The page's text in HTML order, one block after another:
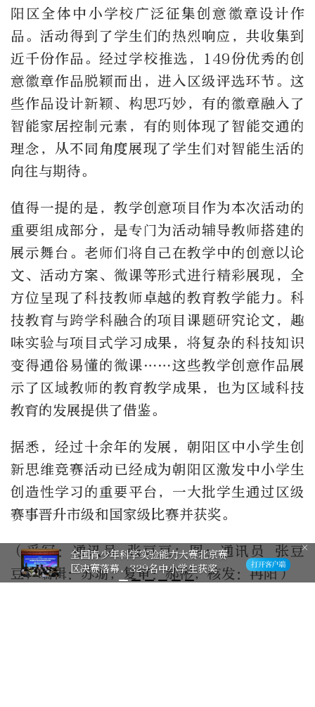
阳区全体中小学校广泛征集创意徽章设计作
品。活动得到了学生们的热烈响应，共收集到
近千份作品。经过学校推选，149份优秀的创
意徽章作品脱颖而出，进入区级评选环节。这
些作品设计新颖、构思巧妙，有的徽章融入了
智能家居控制元素，有的则体现了智能交通的
理念，从不同角度展现了学生们对智能生活的
向往与期待。
值得一提的是，教学创意项目作为本次活动的
重要组成部分，是专门为活动辅导教师搭建的
展示舞台。老师们将自己在教学中的创意以论
文、活动方案、微课等形式进行精彩展现，全
方位呈现了科技教师卓越的教育教学能力。科
技教育与跨学科融合的项目课题研究论文，趣
味实验与项目式学习成果，将复杂的科技知识
变得通俗易懂的微课……这些教学创意作品展
示了区域教师的教育教学成果，也为区域科技
教育的发展提供了借鉴。
据悉，经过十余年的发展，朝阳区中小学生创
新思维竞赛活动已经成为朝阳区激发中小学生
创造性学习的重要平台，一大批学生通过区级
赛事晋升市级和国家级比赛并获奖。
（采写：通讯员 张豆豆；图：通讯员 张豆
豆；编辑：苏珊；复审：郝彬；核发：冉阳）
全国青少年科学实验能力大赛北京赛
区决赛落幕，329名中小学生获奖